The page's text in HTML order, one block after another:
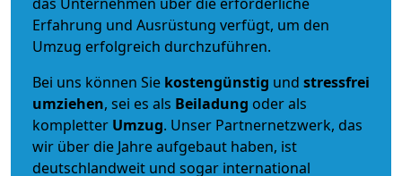
Erfahrung und Ausrüstung verfügt, um den
Umzug erfolgreich durchzuführen.
Bei uns können Sie kostengünstig und stressfrei
umziehen, sei es als Beiladung oder als
kompletter Umzug. Unser Partnernetzwerk, das
wir über die Jahre aufgebaut haben, ist
deutschlandweit und sogar international